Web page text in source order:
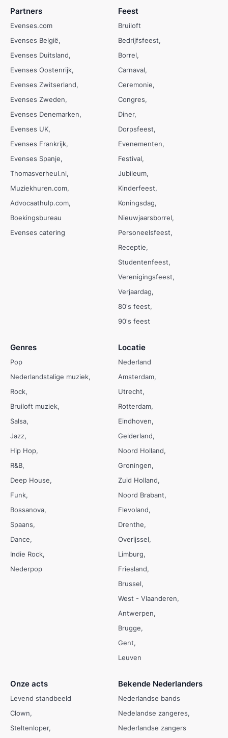
Partners
Evenses.com
Evenses België
Evenses Duitsland
Evenses Oostenrijk
Evenses Zwitserland
Evenses Zweden
Evenses Denemarken
Evenses UK
Evenses Frankrijk
Evenses Spanje
Thomasverheul.nl
Muziekhuren.com
Advocaathulp.com
Boekingsbureau
Evenses catering
Feest
Bruiloft
Bedrijfsfeest
Borrel
Carnaval
Ceremonie
Congres
Diner
Dorpsfeest
Evenementen
Festival
Jubileum
Kinderfeest
Koningsdag
Nieuwjaarsborrel
Personeelsfeest
Receptie
Studentenfeest
Verenigingsfeest
Verjaardag
80's feest
90's feest
Genres
Pop
Nederlandstalige muziek
Rock
Bruiloft muziek
Salsa
Jazz
Hip Hop
R&B
Deep House
Funk
Bossanova
Spaans
Dance
Indie Rock
Nederpop
Locatie
Nederland
Amsterdam
Utrecht
Rotterdam
Eindhoven
Gelderland
Noord Holland
Groningen
Zuid Holland
Noord Brabant
Flevoland
Drenthe
Overijssel
Limburg
Friesland
Brussel
West - Vlaanderen
Antwerpen
Brugge
Gent
Leuven
Onze acts
Levend standbeeld
Clown
Steltenloper
Bekende Nederlanders
Nederlandse bands
Nedelandse zangeres
Nederlandse zangers